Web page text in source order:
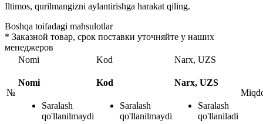
Iltimos, qurilmangizni aylantirishga harakat qiling.
Boshqa toifadagi mahsulotlar
* Заказной товар, срок поставки уточняйте у наших
менеджеров
№
Nomi
Nomi
Saralash
qo'llanilmaydi
Kod
Kod
Saralash
qo'llanilmaydi
Narx, UZS
Narx, UZS
Saralash
qo'llaniladi